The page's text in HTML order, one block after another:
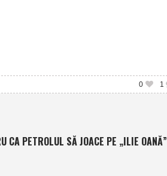
1
0
CA PETROLUL SĂ JOACE PE „ILIE OANĂ”